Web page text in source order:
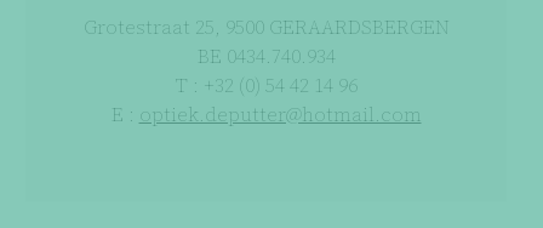
Grotestraat 25, 9500 GERAARDSBERGEN
BE 0434.740.934
T : +32 (0) 54 42 14 96
E : optiek.deputter@hotmail.com